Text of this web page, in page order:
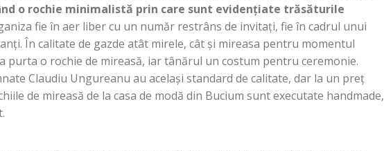
o rochie minimalistă prin care sunt evidențiate trăsăturile
fie în aer liber cu un număr restrâns de invitați, fie în cadrul unui
În calitate de gazde atât mirele, cât și mireasa pentru momentul
purta o rochie de mireasă, iar tânărul un costum pentru ceremonie.
Claudiu Ungureanu au același standard de calitate, dar la un preț
de mireasă de la casa de modă din Bucium sunt executate handmade,